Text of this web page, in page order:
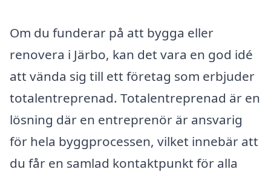
Om du funderar på att bygga eller
renovera i Järbo, kan det vara en god idé
att vända sig till ett företag som erbjuder
totalentreprenad. Totalentreprenad är en
lösning där en entreprenör är ansvarig
för hela byggprocessen, vilket innebär att
du får en samlad kontaktpunkt för alla